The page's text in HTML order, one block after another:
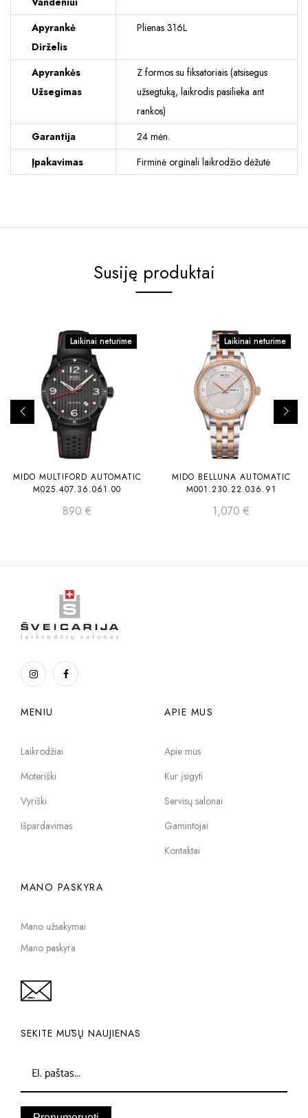
Apyrankė
Dirželis
Plienas 316L
Apyrankės
Užsegimas
Z formos su fiksatoriais (atsisegus
užsegtuką, laikrodis pasilieka ant
rankos)
Garantija
24 mėn.
Įpakavimas
Firminė orginali laikrodžio dėžutė
Susiję produktai
Laikinai neturime
MIDO MULTIFORD AUTOMATIC
M025.407.36.061.00
890 €
Laikinai neturime
MIDO BELLUNA AUTOMATIC
M001.230.22.036.91
1,070 €
MENIU
Laikrodžiai
Moteriški
Vyriški
Išpardavimas
APIE MUS
Apie mus
Kur įsigyti
Servisų salonai
Gamintojai
Kontaktai
MANO PASKYRA
Mano užsakymai
Mano paskyra
SEKITE MŪSŲ NAUJIENAS